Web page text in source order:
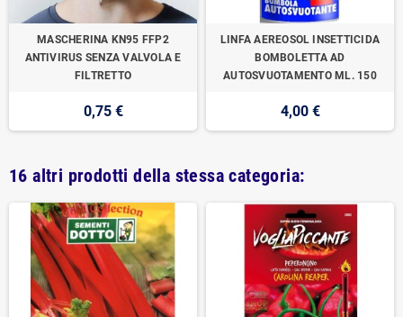
MASCHERINA KN95 FFP2
ANTIVIRUS SENZA VALVOLA E
FILTRETTO
0,75 €
LINFA AEREOSOL INSETTICIDA
BOMBOLETTA AD
AUTOSVUOTAMENTO ML. 150
4,00 €
16 altri prodotti della stessa categoria: